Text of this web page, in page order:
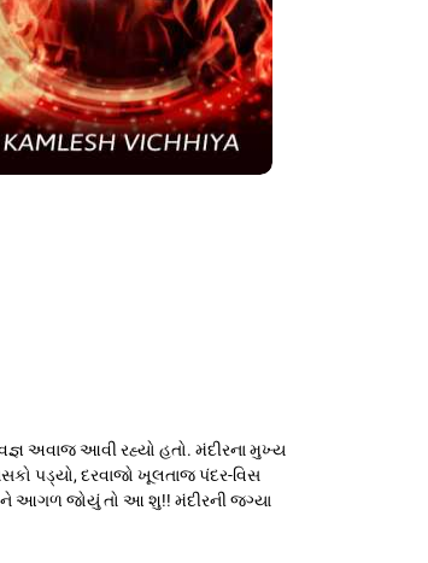
અવાજ આવી રહ્યો હતો. મંદીરના મુખ્ય
પડ્યો, દરવાજો ખૂલતાજ પંદર-વિસ
અને આગળ જોયું તો આ શુ!! મંદીરની જગ્યા